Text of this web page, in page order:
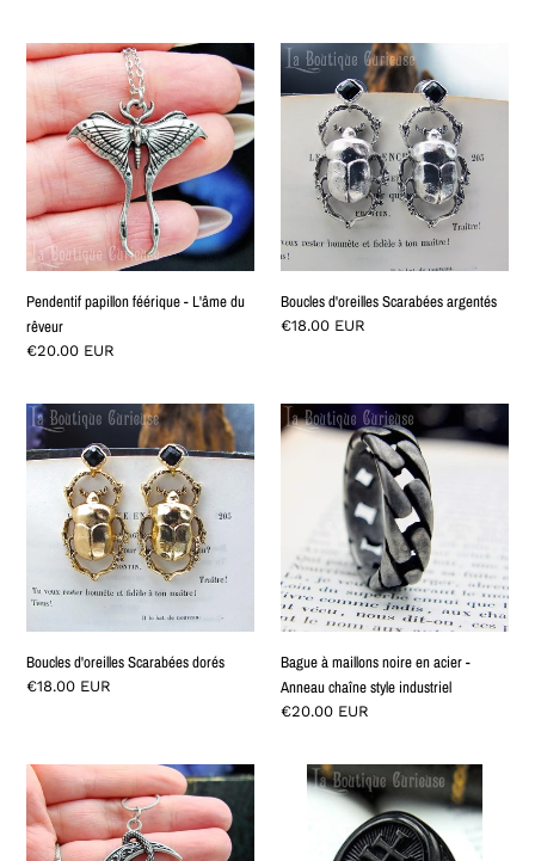
Pendentif
papillon
féérique
-
L'âme
du
rêveur
Pendentif papillon féérique - L'âme du
rêveur
Normaler
€20.00 EUR
Boucles
d'oreilles
Scarabées
argentés
Boucles d'oreilles Scarabées argentés
Normaler
€18.00 EUR
Boucles
d'oreilles
Scarabées
dorés
Boucles d'oreilles Scarabées dorés
Normaler
€18.00 EUR
Bague
à
maillons
Anneau
chaîne
industriel
Bague à maillons noire en acier -
Anneau chaîne style industriel
Normaler
€20.00 EUR
Pendentif
serpent
lunaire
-
Leviathan-
Kreuzring